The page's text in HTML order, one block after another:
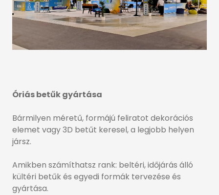
Óriás betűk gyártása
Bármilyen méretű, formájú feliratot dekorációs
elemet vagy 3D betűt keresel, a legjobb helyen
jársz.
Amikben számíthatsz rank: beltéri, időjárás álló
kültéri betűk és egyedi formák tervezése és
gyártása.